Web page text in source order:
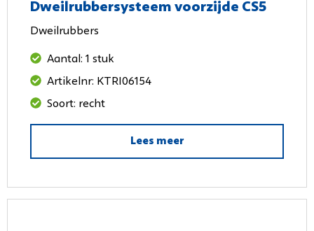
Dweilrubbersysteem voorzijde CS5
Dweilrubbers
Aantal: 1 stuk
Artikelnr: KTRI06154
Soort: recht
Lees meer